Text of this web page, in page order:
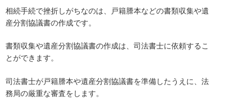
相続手続で挫折しがちなのは、戸籍謄本などの書類収集や遺
産分割協議書の作成です。
書類収集や遺産分割協議書の作成は、司法書士に依頼するこ
とができます。
司法書士が戸籍謄本や遺産分割協議書を準備したうえに、法
務局の厳重な審査をします。